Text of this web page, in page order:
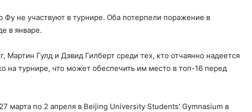
Фу не участвуют в турнире. Оба потерпели поражение в
в январе.
Гулд и Дэвид Гилберт среди тех, кто отчаянно надеется
на турнире, что может обеспечить им место в топ-16 перед
марта по 2 апреля в Beijing University Students’ Gymnasium в